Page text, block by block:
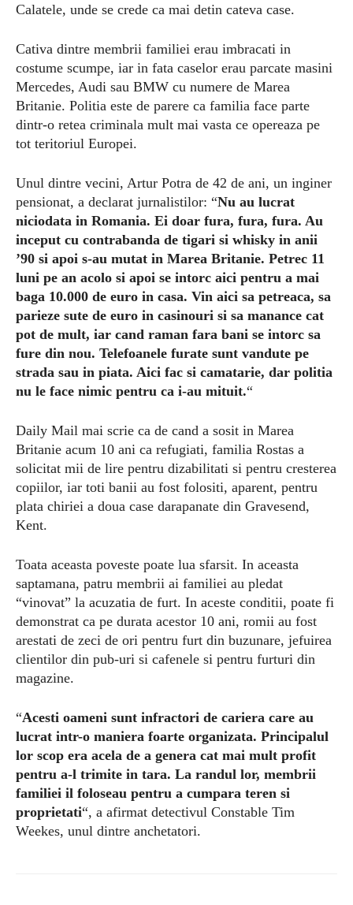
Calatele, unde se crede ca mai detin cateva case.
Cativa dintre membrii familiei erau imbracati in
costume scumpe, iar in fata caselor erau parcate masini
Mercedes, Audi sau BMW cu numere de Marea
Britanie. Politia este de parere ca familia face parte
dintr-o retea criminala mult mai vasta ce opereaza pe
tot teritoriul Europei.
Unul dintre vecini, Artur Potra de 42 de ani, un inginer
pensionat, a declarat jurnalistilor: “Nu au lucrat
niciodata in Romania. Ei doar fura, fura, fura. Au
inceput cu contrabanda de tigari si whisky in anii
’90 si apoi s-au mutat in Marea Britanie. Petrec 11
luni pe an acolo si apoi se intorc aici pentru a mai
baga 10.000 de euro in casa. Vin aici sa petreaca, sa
parieze sute de euro in casinouri si sa manance cat
pot de mult, iar cand raman fara bani se intorc sa
fure din nou. Telefoanele furate sunt vandute pe
strada sau in piata. Aici fac si camatarie, dar politia
nu le face nimic pentru ca i-au mituit.“
Daily Mail mai scrie ca de cand a sosit in Marea
Britanie acum 10 ani ca refugiati, familia Rostas a
solicitat mii de lire pentru dizabilitati si pentru cresterea
copiilor, iar toti banii au fost folositi, aparent, pentru
plata chiriei a doua case darapanate din Gravesend,
Kent.
Toata aceasta poveste poate lua sfarsit. In aceasta
saptamana, patru membrii ai familiei au pledat
“vinovat” la acuzatia de furt. In aceste conditii, poate fi
demonstrat ca pe durata acestor 10 ani, romii au fost
arestati de zeci de ori pentru furt din buzunare, jefuirea
clientilor din pub-uri si cafenele si pentru furturi din
magazine.
“Acesti oameni sunt infractori de cariera care au
lucrat intr-o maniera foarte organizata. Principalul
lor scop era acela de a genera cat mai mult profit
pentru a-l trimite in tara. La randul lor, membrii
familiei il foloseau pentru a cumpara teren si
proprietati“, a afirmat detectivul Constable Tim
Weekes, unul dintre anchetatori.